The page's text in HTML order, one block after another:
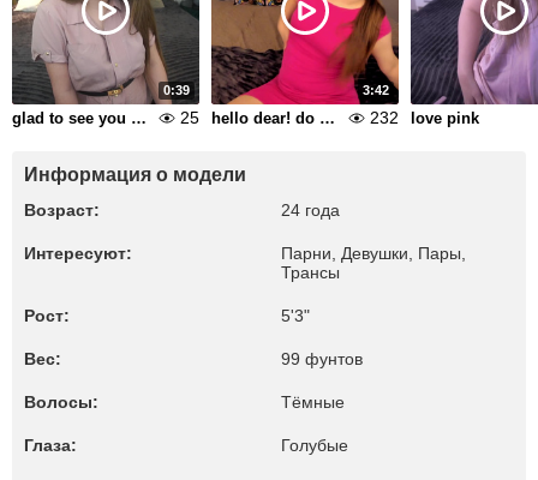
0:39
glad to see you here 25
3:42
hello dear! do not judge strictly, but it seems better without a bra? 232 love pink
Информация о модели
Возраст: 24 года
Интересуют:
Парни, Девушки, Пары,
Трансы
Рост: 5'3"
Вес: 99 фунтов
Волосы: Тёмные
Глаза: Голубые